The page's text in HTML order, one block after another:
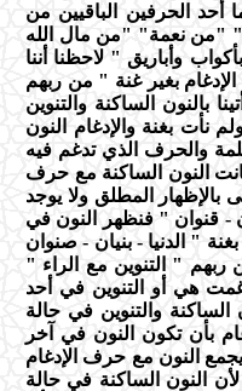
أحد الحرفين الباقيين من
"من نعمة" "من مال الله
وأباريق " لاحظنا أننا
الإدغام بغير غنة " من ربهم
الساكنة والتنوين
نأت بغنة والإدغام النون
والحرف الذي تدغم فيه
النون الساكنة مع حرف
بالإظهار المطلق ولا يوجد
- قنوان " فنظهر النون في
" الدنيا - بنيان - صنوان
" التنوين مع الراء "
هي أو التنوين في أحد
الساكنة والتنوين في حالة
بأن تكون النون في آخر
النون مع حرف الإدغام
النون الساكنة في حالة